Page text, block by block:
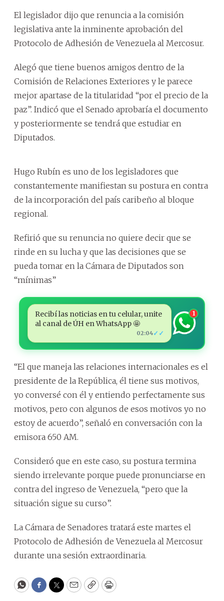
El legislador dijo que renuncia a la comisión
legislativa ante la inminente aprobación del
Protocolo de Adhesión de Venezuela al Mercosur.
Alegó que tiene buenos amigos dentro de la
Comisión de Relaciones Exteriores y le parece
mejor apartase de la titularidad “por el precio de la
paz”. Indicó que el Senado aprobaría el documento
y posteriormente se tendrá que estudiar en
Diputados.
Hugo Rubín es uno de los legisladores que
constantemente manifiestan su postura en contra
de la incorporación del país caribeño al bloque
regional.
Refirió que su renuncia no quiere decir que se
rinde en su lucha y que las decisiones que se
pueda tomar en la Cámara de Diputados son
“mínimas”
Recibí las noticias en tu celular, unite
al canal de ÚH en WhatsApp 🤩
02:04✓✓
1
“El que maneja las relaciones internacionales es el
presidente de la República, él tiene sus motivos,
yo conversé con él y entiendo perfectamente sus
motivos, pero con algunos de esos motivos yo no
estoy de acuerdo”, señaló en conversación con la
emisora 650 AM.
Consideró que en este caso, su postura termina
siendo irrelevante porque puede pronunciarse en
contra del ingreso de Venezuela, “pero que la
situación sigue su curso”.
La Cámara de Senadores tratará este martes el
Protocolo de Adhesión de Venezuela al Mercosur
durante una sesión extraordinaria.
WhatsApp
Facebook
Twitter
EmailCopyPrint